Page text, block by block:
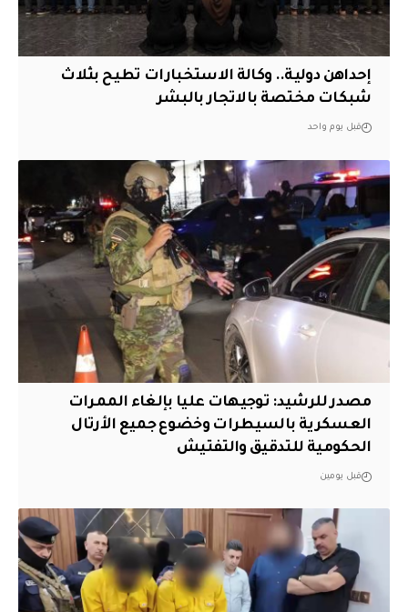
إحداهن دولية.. وكالة الاستخبارات تطيح بثلاث
شبكات مختصة بالاتجار بالبشر
قبل يوم واحد
مصدر للرشيد: توجيهات عليا بإلغاء الممرات
العسكرية بالسيطرات وخضوع جميع الأرتال
الحكومية للتدقيق والتفتيش
قبل يومين